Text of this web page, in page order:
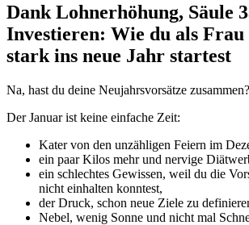
Dank Lohnerhöhung, Säule
Investieren: Wie du als
stark ins neue Jahr startest
Na, hast du deine Neujahrsvorsätze zusammen?
Der Januar ist keine einfache Zeit:
Kater von den unzähligen Feiern im
ein paar Kilos mehr und nervige
ein schlechtes Gewissen, weil du die
nicht einhalten konntest,
der Druck, schon neue Ziele zu
Nebel, wenig Sonne und nicht mal